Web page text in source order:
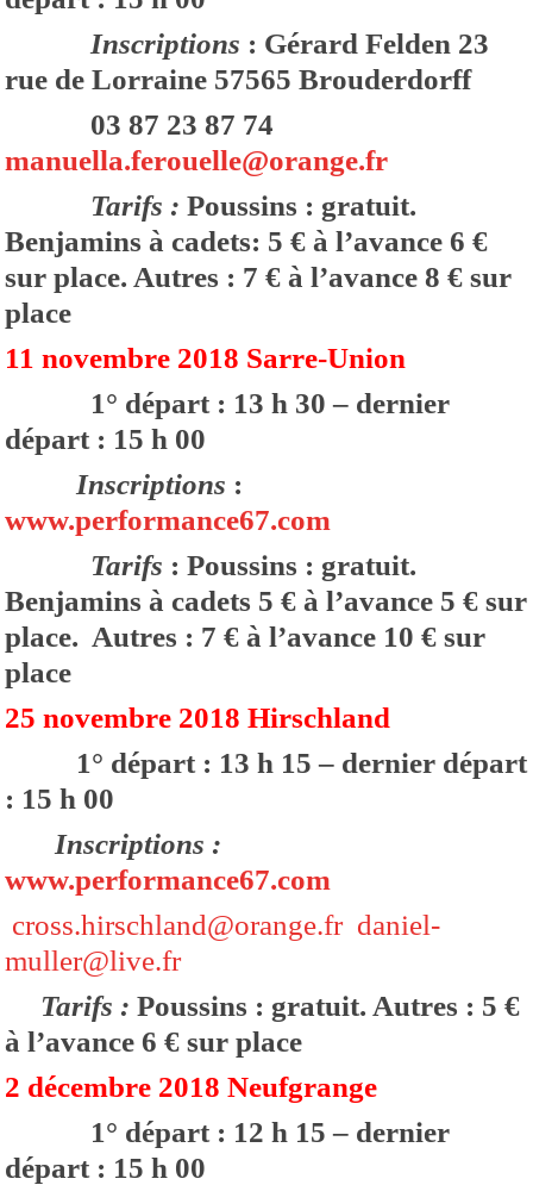
Inscriptions : Gérard Felden 23
rue de Lorraine 57565 Brouderdorff
03 87 23 87 74
manuella.ferouelle@orange.fr
Tarifs : Poussins : gratuit.
Benjamins à cadets: 5 € à l’avance 6 €
sur place. Autres : 7 € à l’avance 8 € sur
place
11 novembre 2018 Sarre-Union
1° départ : 13 h 30 – dernier
départ : 15 h 00
Inscriptions :
www.performance67.com
Tarifs : Poussins : gratuit.
Benjamins à cadets 5 € à l’avance 5 € sur
place. Autres : 7 € à l’avance 10 € sur
place
25 novembre 2018 Hirschland
1° départ : 13 h 15 – dernier départ
: 15 h 00
Inscriptions :
www.performance67.com
cross.hirschland@orange.fr daniel-
muller@live.fr
Tarifs : Poussins : gratuit. Autres : 5 €
à l’avance 6 € sur place
2 décembre 2018 Neufgrange
1° départ : 12 h 15 – dernier
départ : 15 h 00